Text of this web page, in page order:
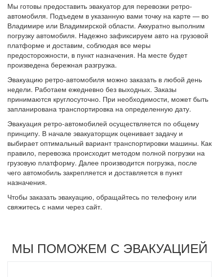
Мы готовы предоставить эвакуатор для перевозки ретро-
автомобиля. Подъедем в указанную вами точку на карте — во
Владимире или Владимирской области. Аккуратно выполним
погрузку автомобиля. Надежно зафиксируем авто на грузовой
платформе и доставим, соблюдая все меры
предосторожности, в пункт назначения. На месте будет
произведена бережная разгрузка.
Эвакуацию ретро-автомобиля можно заказать в любой день
недели. Работаем ежедневно без выходных. Заказы
принимаются круглосуточно. При необходимости, может быть
запланирована транспортировка на определенную дату.
Эвакуация ретро-автомобилей осуществляется по общему
принципу. В начале эвакуаторщик оценивает задачу и
выбирает оптимальный вариант транспортировки машины. Как
правило, перевозка происходит методом полной погрузки на
грузовую платформу. Далее производится погрузка, после
чего автомобиль закрепляется и доставляется в пункт
назначения.
Чтобы заказать эвакуацию, обращайтесь по телефону или
свяжитесь с нами через сайт.
МЫ ПОМОЖЕМ С ЭВАКУАЦИЕЙ